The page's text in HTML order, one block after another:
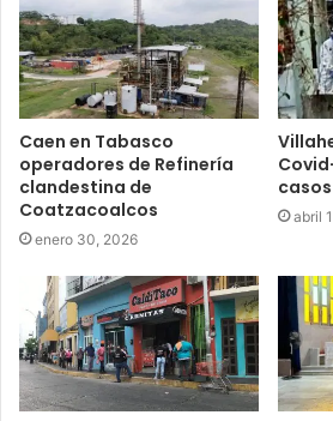
Caen en Tabasco
operadores de Refinería
clandestina de
Coatzacoalcos
enero 30, 2026
abril